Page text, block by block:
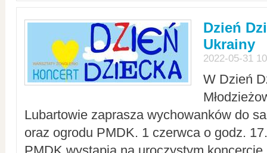
Dzień
Ukrainy
2022-05-31
W Dzień
Lubartowie zaprasza wychowanków do
oraz ogrodu PMDK. 1 czerwca o godz.